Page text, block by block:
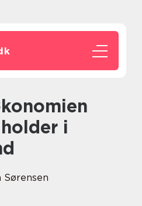
i
Sørensen